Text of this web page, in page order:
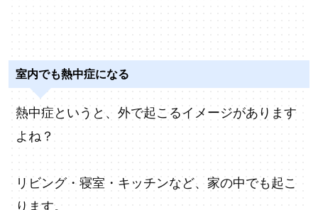
室内でも熱中症になる
熱中症というと、外で起こるイメージがあります
よね？
リビング・寝室・キッチンなど、家の中でも起こ
ります。